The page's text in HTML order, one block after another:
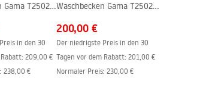
Gama T25023
in den 30
209,00 €
: 238,00 €
Waschbecken Gama T25023
200,00 €
Der niedrigste Preis in den 30
Tagen vor dem Rabatt: 201,00 €
Normaler Preis: 230,00 €